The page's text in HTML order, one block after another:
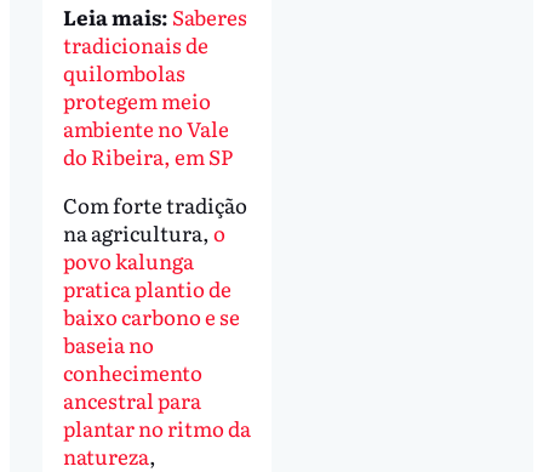
Leia mais: Saberes
tradicionais de
quilombolas
protegem meio
ambiente no Vale
do Ribeira, em SP
Com forte tradição
na agricultura, o
povo kalunga
pratica plantio de
baixo carbono e se
baseia no
conhecimento
ancestral para
plantar no ritmo da
natureza,